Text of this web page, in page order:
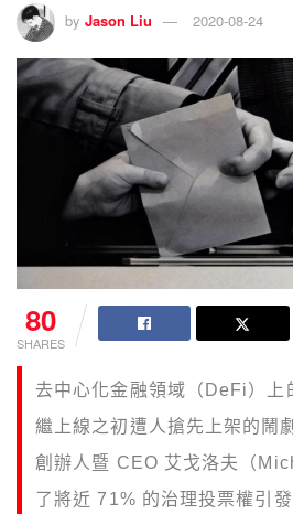
by Jason Liu 2020-08-24
80
SHARES
去中心化金融領域（DeFi）上
繼上線之初遭人搶先上架的鬧
創辦人暨 CEO 艾戈洛夫（
了將近 71% 的治理投票權引